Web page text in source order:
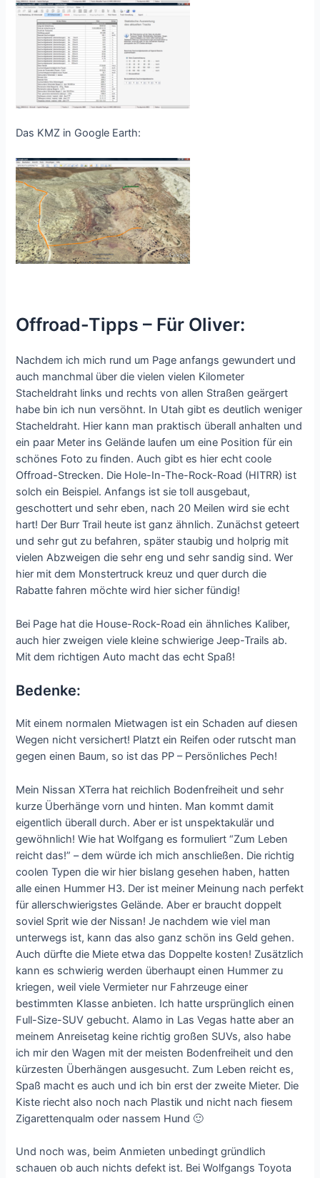
Das KMZ in Google Earth:
Offroad-Tipps – Für Oliver:
Nachdem ich mich rund um Page anfangs gewundert und
auch manchmal über die vielen vielen Kilometer
Stacheldraht links und rechts von allen Straßen geärgert
habe bin ich nun versöhnt. In Utah gibt es deutlich weniger
Stacheldraht. Hier kann man praktisch überall anhalten und
ein paar Meter ins Gelände laufen um eine Position für ein
schönes Foto zu finden. Auch gibt es hier echt coole
Offroad-Strecken. Die Hole-In-The-Rock-Road (HITRR) ist
solch ein Beispiel. Anfangs ist sie toll ausgebaut,
geschottert und sehr eben, nach 20 Meilen wird sie echt
hart! Der Burr Trail heute ist ganz ähnlich. Zunächst geteert
und sehr gut zu befahren, später staubig und holprig mit
vielen Abzweigen die sehr eng und sehr sandig sind. Wer
hier mit dem Monstertruck kreuz und quer durch die
Rabatte fahren möchte wird hier sicher fündig!
Bei Page hat die House-Rock-Road ein ähnliches Kaliber,
auch hier zweigen viele kleine schwierige Jeep-Trails ab.
Mit dem richtigen Auto macht das echt Spaß!
Bedenke:
Mit einem normalen Mietwagen ist ein Schaden auf diesen
Wegen nicht versichert! Platzt ein Reifen oder rutscht man
gegen einen Baum, so ist das PP – Persönliches Pech!
Mein Nissan XTerra hat reichlich Bodenfreiheit und sehr
kurze Überhänge vorn und hinten. Man kommt damit
eigentlich überall durch. Aber er ist unspektakulär und
gewöhnlich! Wie hat Wolfgang es formuliert “Zum Leben
reicht das!” – dem würde ich mich anschließen. Die richtig
coolen Typen die wir hier bislang gesehen haben, hatten
alle einen Hummer H3. Der ist meiner Meinung nach perfekt
für allerschwierigstes Gelände. Aber er braucht doppelt
soviel Sprit wie der Nissan! Je nachdem wie viel man
unterwegs ist, kann das also ganz schön ins Geld gehen.
Auch dürfte die Miete etwa das Doppelte kosten! Zusätzlich
kann es schwierig werden überhaupt einen Hummer zu
kriegen, weil viele Vermieter nur Fahrzeuge einer
bestimmten Klasse anbieten. Ich hatte ursprünglich einen
Full-Size-SUV gebucht. Alamo in Las Vegas hatte aber an
meinem Anreisetag keine richtig großen SUVs, also habe
ich mir den Wagen mit der meisten Bodenfreiheit und den
kürzesten Überhängen ausgesucht. Zum Leben reicht es,
Spaß macht es auch und ich bin erst der zweite Mieter. Die
Kiste riecht also noch nach Plastik und nicht nach fiesem
Zigarettenqualm oder nassem Hund 🙂
Und noch was, beim Anmieten unbedingt gründlich
schauen ob auch nichts defekt ist. Bei Wolfgangs Toyota